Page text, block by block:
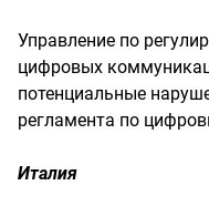
Управление по
цифровых
потенциальные
регламента по
Италия